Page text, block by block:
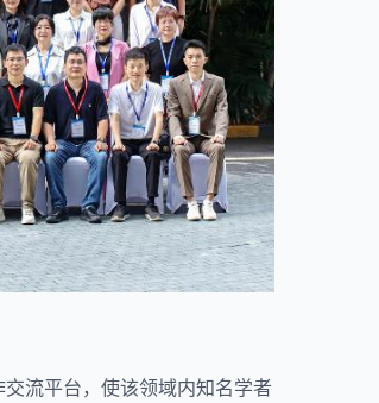
流平台，使该领域内知名学者